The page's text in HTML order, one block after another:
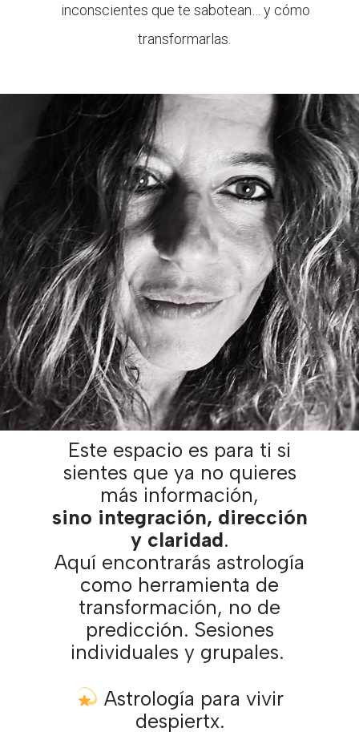
inconscientes que te sabotean… y cómo
transformarlas.
Este espacio es para ti si
sientes que ya no quieres
más información,
sino integración, dirección
y claridad.
Aquí encontrarás astrología
como herramienta de
transformación, no de
predicción. Sesiones
individuales y grupales.
Astrología para vivir
despiertx.